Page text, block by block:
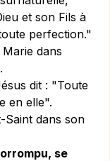
et son Fils à
perfection."
dans
dit : "Toute
en elle".
dans son
se